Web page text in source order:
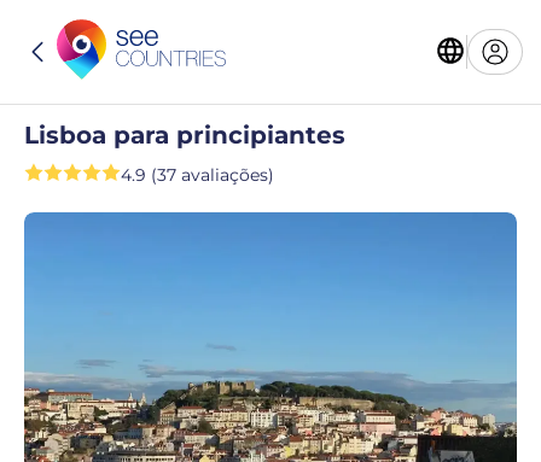
Lisboa para principiantes
4.9 (37 avaliações)